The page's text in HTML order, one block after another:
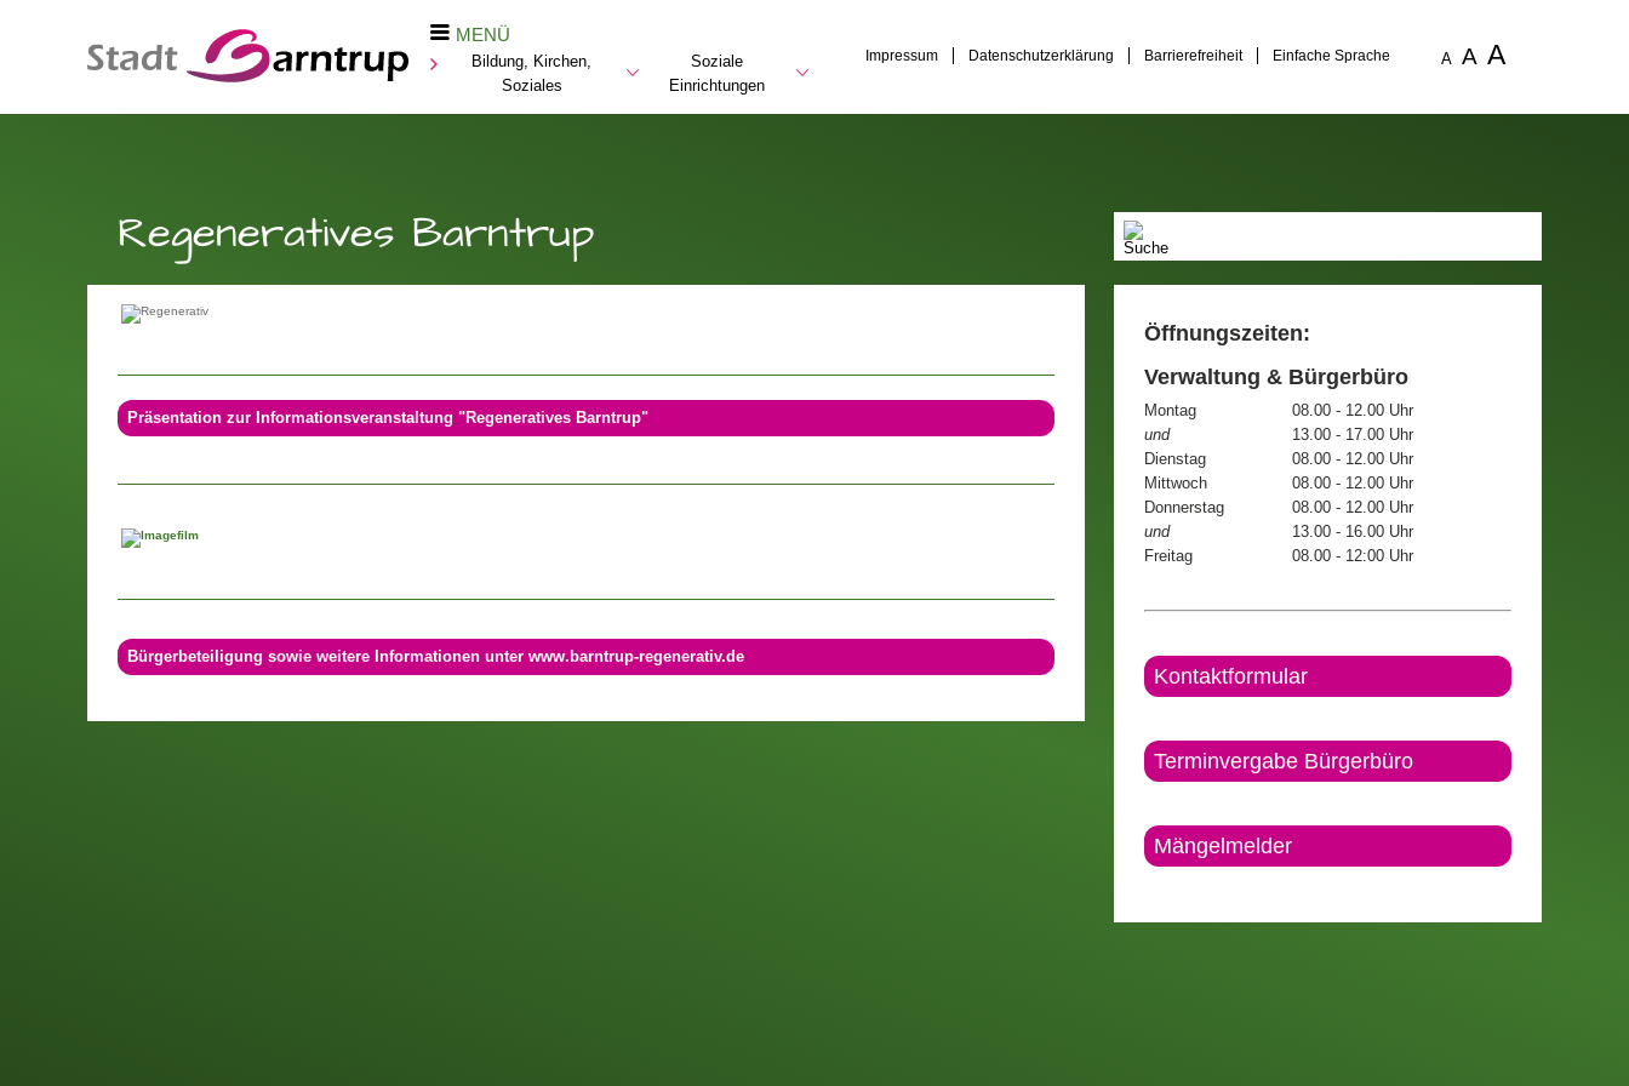
MENÜ
Bildung, Kirchen,
Soziales
Soziale
Einrichtungen
Impressum Datenschutzerklärung Barrierefreiheit Einfache Sprache A A A
Regeneratives Barntrup
Präsentation zur Informationsveranstaltung "Regeneratives Barntrup"
Bürgerbeteiligung sowie weitere Informationen unter www.barntrup-regenerativ.de
Öffnungszeiten:
Verwaltung & Bürgerbüro
Montag
08.00 - 12.00 Uhr
und
13.00 - 17.00 Uhr
Dienstag
08.00 - 12.00 Uhr
Mittwoch
08.00 - 12.00 Uhr
Donnerstag
08.00 - 12.00 Uhr
und
13.00 - 16.00 Uhr
Freitag
08.00 - 12:00 Uhr
Kontaktformular
Terminvergabe Bürgerbüro
Mängelmelder